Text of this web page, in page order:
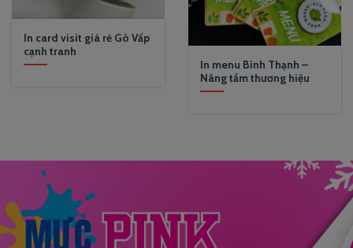
In card visit giá rẻ Gò Vấp
cạnh tranh
In menu Bình Thạnh –
Nâng tầm thương hiệu